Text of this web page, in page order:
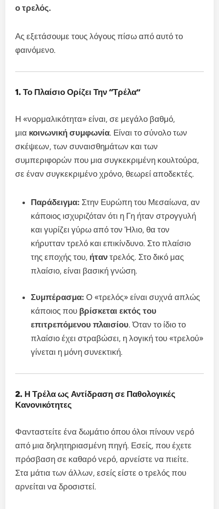
ο τρελός.
Ας εξετάσουμε τους λόγους πίσω από αυτό το
φαινόμενο.
1. Το Πλαίσιο Ορίζει Την “Τρέλα”
Η «νορμαλικότητα» είναι, σε μεγάλο βαθμό,
μια κοινωνική συμφωνία. Είναι το σύνολο των
σκέψεων, των συναισθημάτων και των
συμπεριφορών που μια συγκεκριμένη κουλτούρα,
σε έναν συγκεκριμένο χρόνο, θεωρεί αποδεκτές.
Παράδειγμα: Στην Ευρώπη του Μεσαίωνα, αν
κάποιος ισχυριζόταν ότι η Γη ήταν στρογγυλή
και γυρίζει γύρω από τον Ήλιο, θα τον
κήρυτταν τρελό και επικίνδυνο. Στο πλαίσιο
της εποχής του, ήταν τρελός. Στο δικό μας
πλαίσιο, είναι βασική γνώση.
Συμπέρασμα: Ο «τρελός» είναι συχνά απλώς
κάποιος που βρίσκεται εκτός του
επιτρεπόμενου πλαισίου. Όταν το ίδιο το
πλαίσιο έχει στραβώσει, η λογική του «τρελού»
γίνεται η μόνη συνεκτική.
2. Η Τρέλα ως Αντίδραση σε Παθολογικές
Κανονικότητες
Φανταστείτε ένα δωμάτιο όπου όλοι πίνουν νερό
από μια δηλητηριασμένη πηγή. Εσείς, που έχετε
πρόσβαση σε καθαρό νερό, αρνείστε να πιείτε.
Στα μάτια των άλλων, εσείς είστε ο τρελός που
αρνείται να δροσιστεί.